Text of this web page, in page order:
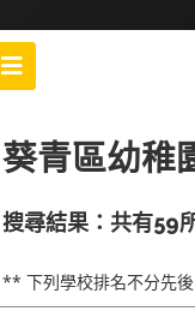
葵青區幼稚
搜尋結果：共有59
** 下列學校排名不分先